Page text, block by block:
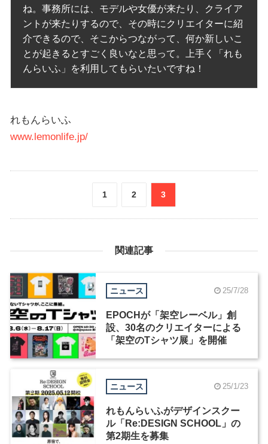
ね。事務所には、モデルや女優が来たり、クライア
ントが来たりするので、その時にクリエイターに紹
介できるので、そこからつながって、何か新しいこ
とが起きるとすごく良いなと思って。上手く「れも
んらいふ」を利用してもらいたいですね！
れもんらいふ
www.lemonlife.jp/
1 2 3
関連記事
ニュース 25/7/28
EPOCHが「架空レーベル」創
設、30名のクリエイターによる
「架空のTシャツ展」を開催
ニュース 25/1/23
れもんらいふがデザインスクー
ル「Re:DESIGN SCHOOL」の
第2期生を募集